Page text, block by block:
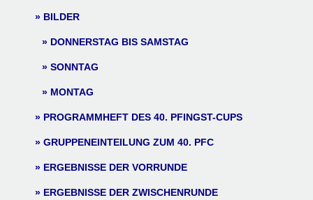
BILDER
DONNERSTAG BIS SAMSTAG
SONNTAG
MONTAG
PROGRAMMHEFT DES 40. PFINGST-CUPS
GRUPPENEINTEILUNG ZUM 40. PFC
ERGEBNISSE DER VORRUNDE
ERGEBNISSE DER ZWISCHENRUNDE